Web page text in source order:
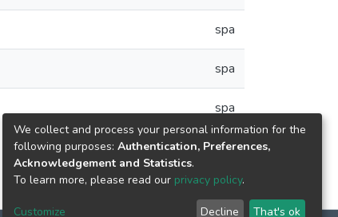
spa
spa
spa
We collect and process your personal information for the
following purposes: Authentication, Preferences,
Acknowledgement and Statistics.
To learn more, please read our privacy policy.
Customize Decline That's ok